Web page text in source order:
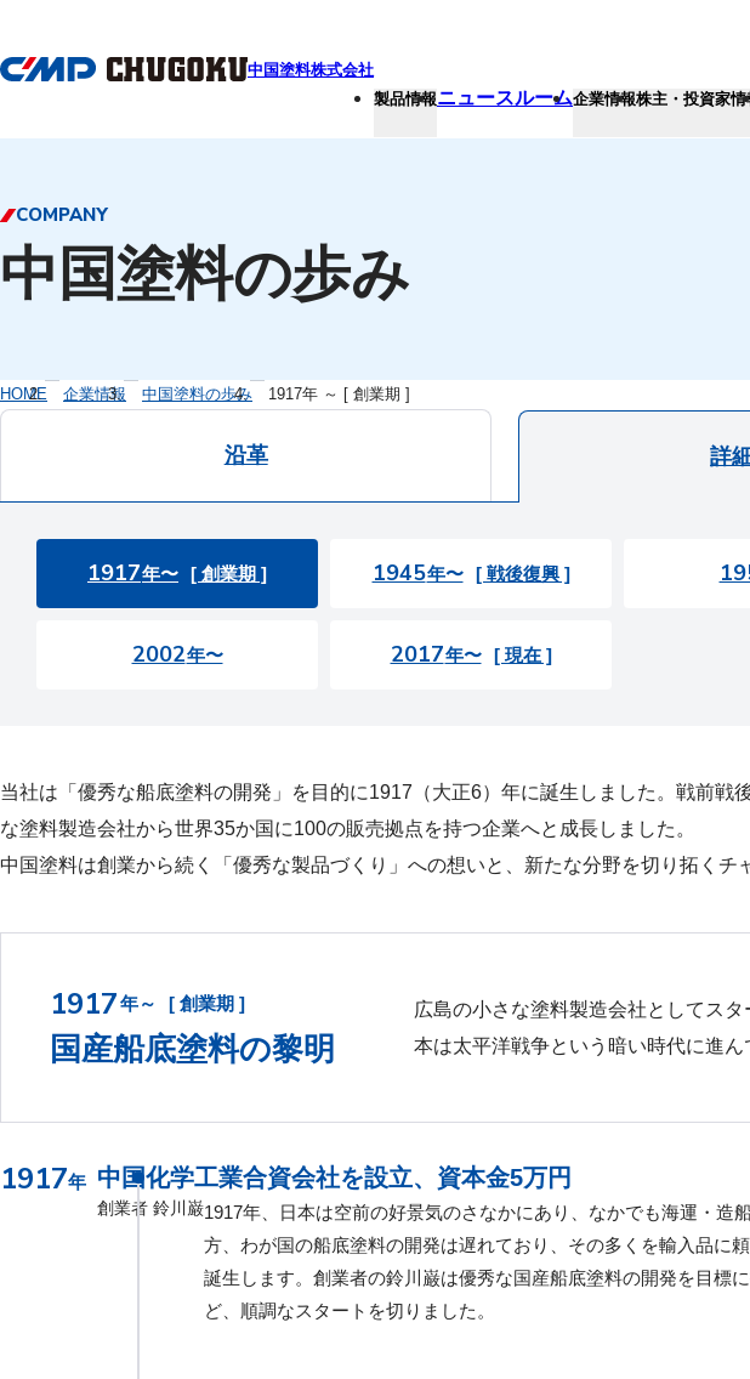
中国塗料株式会社
製品情報ニュースルーム企業情報株主・投資家情
COMPANY
中国塗料の歩み
HOME 企業情報 中国塗料の歩み 1917年 ～ [ 創業期 ]
沿革 詳
1917年〜 [ 創業期 ] 1945年〜 [ 戦後復興 ]
2002年〜 2017年〜 [ 現在 ]
当社は「優秀な船底塗料の開発」を目的に1917（大正6）年に誕生しました。戦前
な塗料製造会社から世界35か国に100の販売拠点を持つ企業へと成長しました。
中国塗料は創業から続く「優秀な製品づくり」への想いと、新たな分野を切り拓くチ
1917年～ [ 創業期 ]
国産船底塗料の黎明
広島の小さな塗料製造会社としてス
本は太平洋戦争という暗い時代に進ん
1917年 中国化学工業合資会社を設立、資本金5万円
創業者 鈴川巌1917年、日本は空前の好景気のさなかにあり、なかでも海運・
方、わが国の船底塗料の開発は遅れており、その多くを輸入品に
誕生します。創業者の鈴川巌は優秀な国産船底塗料の開発を目標
ど、順調なスタートを切りました。